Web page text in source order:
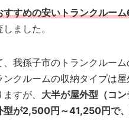
すすめの安いトランクルー
ました。
、我孫子市のトランクルー
クルームの収納タイプは
すが、 大半が屋外型（コン
型が2,500円～41,250円で